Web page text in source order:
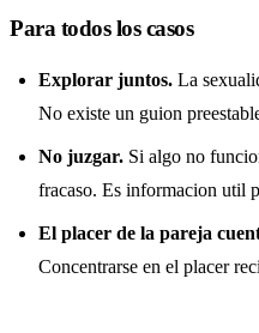
Para todos los casos
Explorar juntos. La
No existe un guion
No juzgar. Si algo no
fracaso. Es informacion util
El placer de la pareja
Concentrarse en el placer